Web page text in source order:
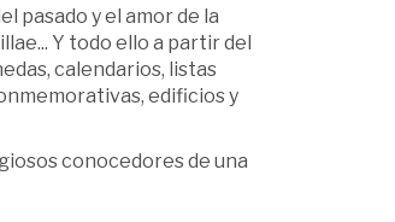
pasado y el amor de la
Y todo ello a partir del
calendarios, listas
edificios y
conocedores de una